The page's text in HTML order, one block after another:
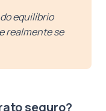
equilíbrio
realmente se
seguro?